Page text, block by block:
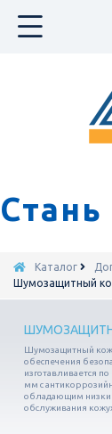
Каталог
Шумозащитный
Шумозащитный
обеспечения
изготавливается
мм с
обладающим
обслуживания